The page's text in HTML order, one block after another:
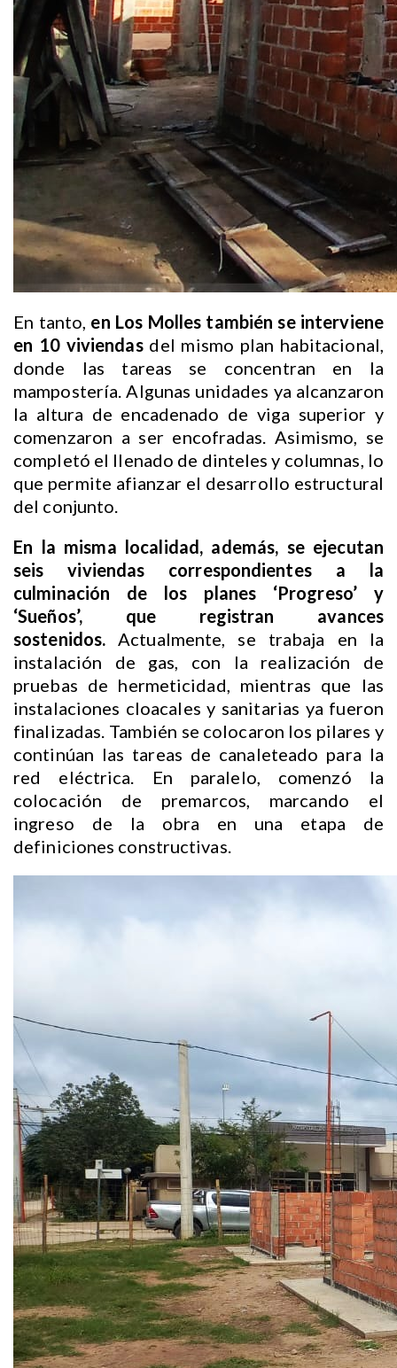
En tanto, en Los Molles también se interviene
en 10 viviendasdel mismo plan habitacional,
donde las tareas se concentran en la
mampostería. Algunas unidades ya alcanzaron
la altura de encadenado de viga superior y
comenzaron a ser encofradas. Asimismo, se
completó el llenado de dinteles y columnas, lo
que permite afianzar el desarrollo estructural
del conjunto.
En la misma localidad, además, se ejecutan
seis viviendas correspondientes a la
culminación de los planes ‘Progreso’ y
‘Sueños’, que registran avances
sostenidos. Actualmente, se trabaja en la
instalación de gas, con la realización de
pruebas de hermeticidad, mientras que las
instalaciones cloacales y sanitarias ya fueron
finalizadas. También se colocaron los pilares y
continúan las tareas de canaleteado para la
red eléctrica. En paralelo, comenzó la
colocación de premarcos, marcando el
ingreso de la obra en una etapa de
definiciones constructivas.